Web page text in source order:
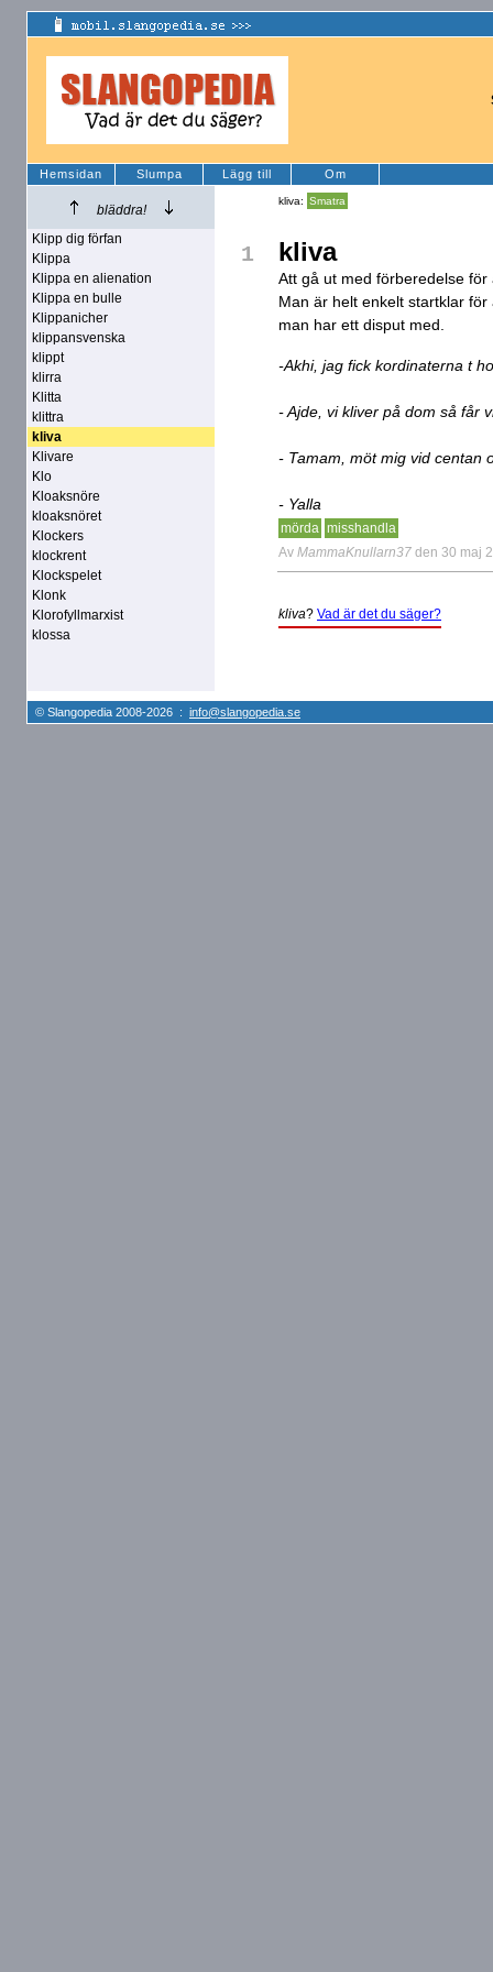
Hemsidan Slumpa Lägg till Om
bläddra!
Klipp dig förfan
Klippa
Klippa en alienation
Klippa en bulle
Klippanicher
klippansvenska
klippt
klirra
Klitta
klittra
kliva
Klivare
Klo
Kloaksnöre
kloaksnöret
Klockers
klockrent
Klockspelet
Klonk
Klorofyllmarxist
klossa
kliva: Smatra
1 kliva
Att gå ut med förberedelse
Man är helt enkelt startklar
man har ett disput med.
-Akhi, jag fick kordinaterna t
- Ajde, vi kliver på dom så får
- Tamam, möt mig vid centan
- Yalla
mörda misshandla
Av MammaKnullarn37 den 30 maj
kliva? Vad är det du säger?
© Slangopedia 2008-2026 : info@slangopedia.se